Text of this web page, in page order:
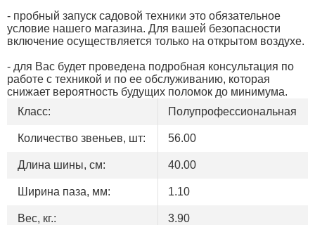
- пробный запуск садовой техники это обязательное
условие нашего магазина. Для вашей безопасности
включение осуществляется только на открытом воздухе.
- для Вас будет проведена подробная консультация по
работе с техникой и по ее обслуживанию, которая
снижает вероятность будущих поломок до минимума.
Класс:
Полупрофессиональная
Количество звеньев, шт: 56.00
Длина шины, см: 40.00
Ширина паза, мм: 1.10
Вес, кг.: 3.90